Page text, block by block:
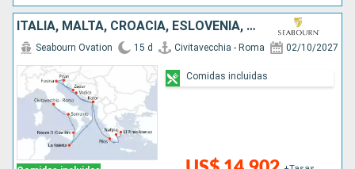
ITALIA, MALTA, CROACIA, ESLOVENIA, MONTENEGRO, GRECIA
Seabourn Ovation 15 d Civitavecchia - Roma 02/10/2027
Comidas incluidas